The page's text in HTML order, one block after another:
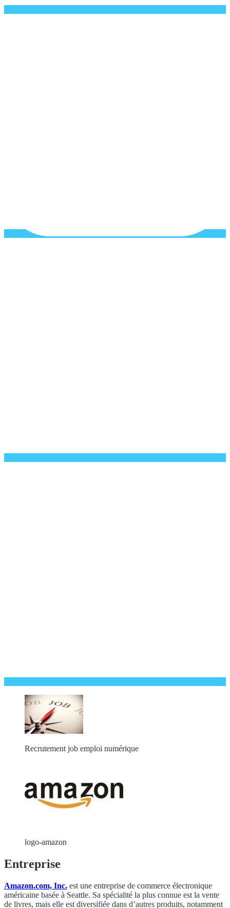
Recrutement job emploi numérique
logo-amazon
Entreprise
Amazon.com, Inc. est une entreprise de commerce électronique
américaine basée à Seattle. Sa spécialité la plus connue est la vente
de livres, mais elle est diversifiée dans d’autres produits, notamment